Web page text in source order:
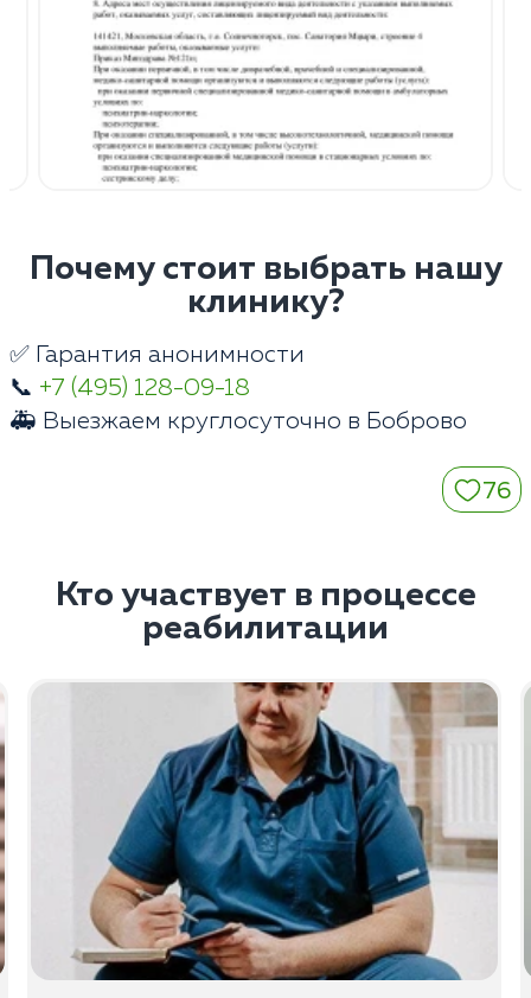
Почему стоит выбрать нашу
клинику?
✅ Гарантия анонимности
📞 +7 (495) 128-09-18
🚑 Выезжаем круглосуточно в Боброво
76
Кто участвует в процессе
реабилитации